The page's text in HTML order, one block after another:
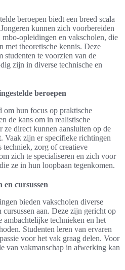
beroepen biedt een breed scala
kunnen zich voorbereiden
opleidingen en vakscholen, die
met theoretische kennis. Deze
te voorzien van de
zijn in diverse technische en
beroepen
om hun focus op praktische
de kans om in realistische
ze direct kunnen aansluiten op de
Vaak zijn er specifieke richtingen
techniek, zorg of creatieve
zich te specialiseren en zich voor
ze in hun loopbaan tegenkomen.
cursussen
bieden vakscholen diverse
aan. Deze zijn gericht op
technieken en het
Studenten leren van ervaren
voor het vak graag delen. Voor
van vakmanschap in afwerking kan